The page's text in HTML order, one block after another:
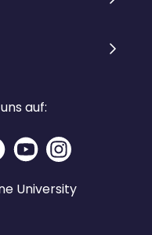
auf:
University